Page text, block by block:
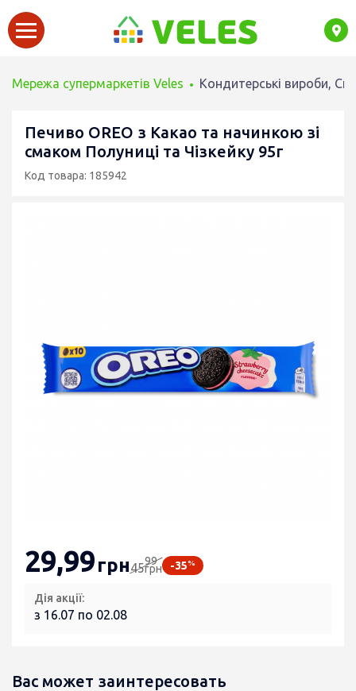
Мережа супермаркетів Veles Кондитерські вироби,
Печиво OREO з Какао та начинкою зі
смаком Полуниці та Чізкейку 95г
Код товара: 185942
29,99грн4599
грн -35%
Дія акції:
з 16.07 по 02.08
Вас может заинтересовать